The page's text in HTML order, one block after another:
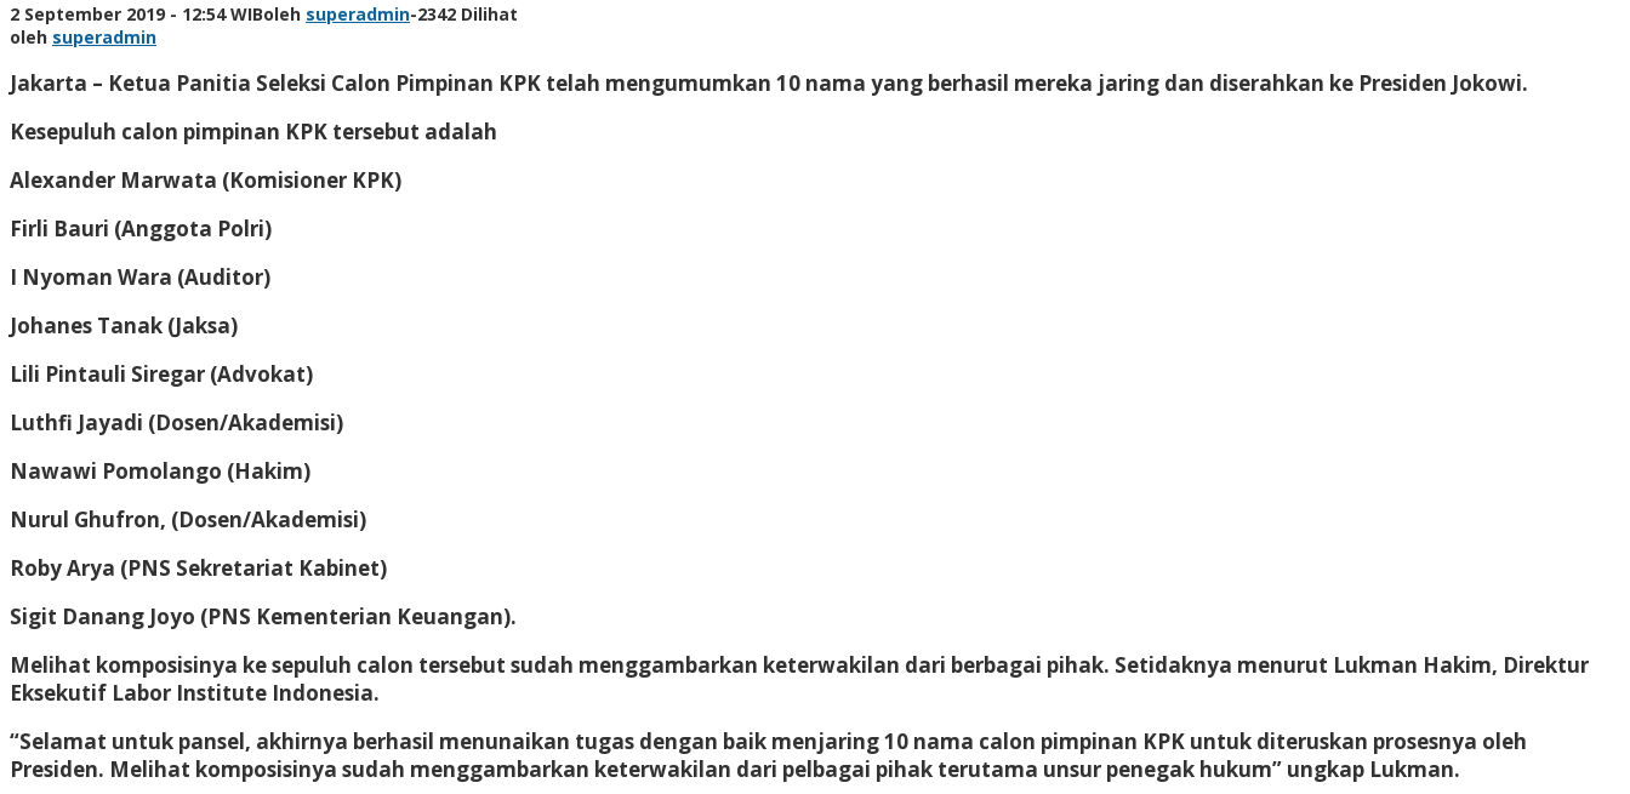
2 September 2019 - 12:54 WIBoleh superadmin-2342 Dilihat
oleh superadmin
Jakarta – Ketua Panitia Seleksi Calon Pimpinan KPK telah mengumumkan 10 nama yang berhasil mereka jaring dan diserahkan ke Presiden Jokowi.
Kesepuluh calon pimpinan KPK tersebut adalah
Alexander Marwata (Komisioner KPK)
Firli Bauri (Anggota Polri)
I Nyoman Wara (Auditor)
Johanes Tanak (Jaksa)
Lili Pintauli Siregar (Advokat)
Luthfi Jayadi (Dosen/Akademisi)
Nawawi Pomolango (Hakim)
Nurul Ghufron, (Dosen/Akademisi)
Roby Arya (PNS Sekretariat Kabinet)
Sigit Danang Joyo (PNS Kementerian Keuangan).
Melihat komposisinya ke sepuluh calon tersebut sudah menggambarkan keterwakilan dari berbagai pihak. Setidaknya menurut Lukman Hakim, Direktur
Eksekutif Labor Institute Indonesia.
“Selamat untuk pansel, akhirnya berhasil menunaikan tugas dengan baik menjaring 10 nama calon pimpinan KPK untuk diteruskan prosesnya oleh
Presiden. Melihat komposisinya sudah menggambarkan keterwakilan dari pelbagai pihak terutama unsur penegak hukum” ungkap Lukman.